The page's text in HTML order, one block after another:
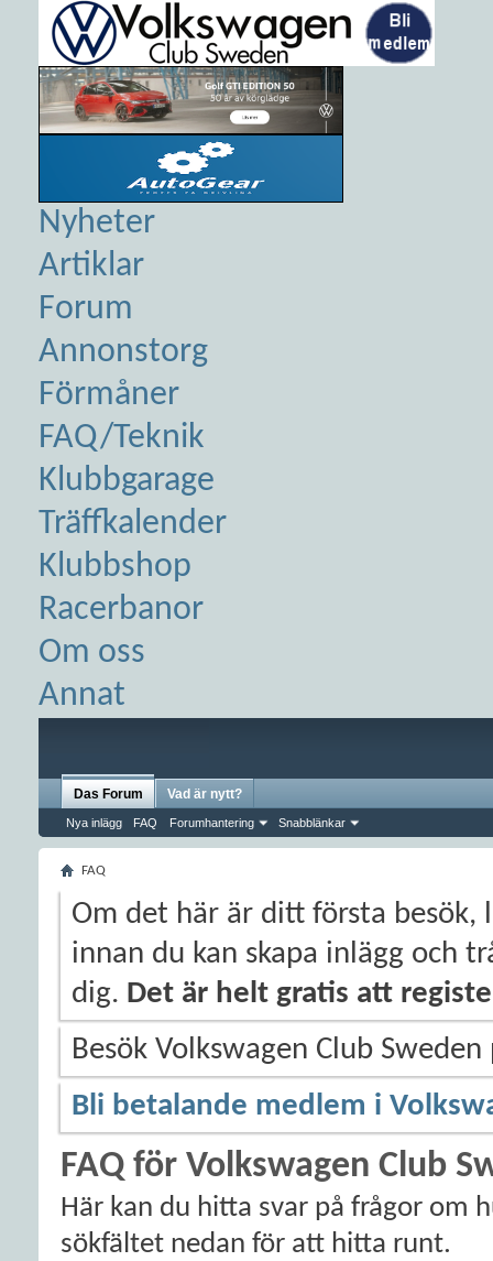
Nyheter
Artiklar
Forum
Annonstorg
Förmåner
FAQ/Teknik
Klubbgarage
Träffkalender
Klubbshop
Racerbanor
Om oss
Annat
Das Forum
Nya inlägg FAQ Forumhantering Snabblänkar
Vad är nytt?
FAQ
Om det här är ditt första besök,
innan du kan skapa inlägg och
dig. Det är helt gratis att
Besök Volkswagen Club
Bli betalande medlem i
FAQ för Volkswagen Club
Här kan du hitta svar på frågor om
sökfältet nedan för att hitta runt.